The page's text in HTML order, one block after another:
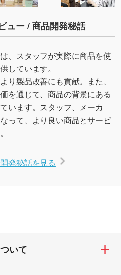
ュー / 商品開発秘話
、スタッフが実際に商品を使
しています。
り製品改善にも貢献。また、
を通じて、商品の背景にある
います。スタッフ、メーカ
って、より良い商品とサービ
発秘話を見る
いて